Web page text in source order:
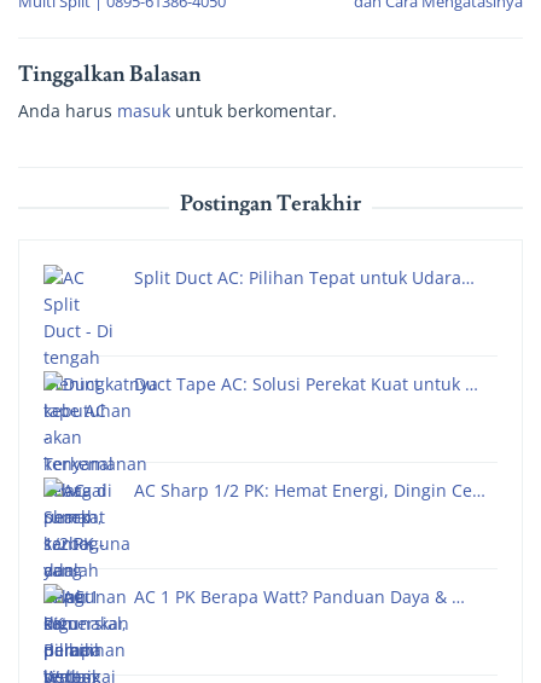
Tinggalkan Balasan
Anda harus masuk untuk berkomentar.
Postingan Terakhir
Split Duct AC: Pilihan Tepat untuk Udara…
Duct Tape AC: Solusi Perekat Kuat untuk …
AC Sharp 1/2 PK: Hemat Energi, Dingin Ce…
AC 1 PK Berapa Watt? Panduan Daya & …